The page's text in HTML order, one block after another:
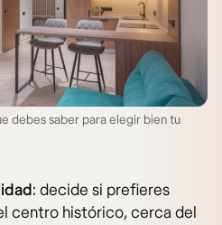
debes saber para elegir bien tu
: decide si prefieres
centro histórico, cerca del